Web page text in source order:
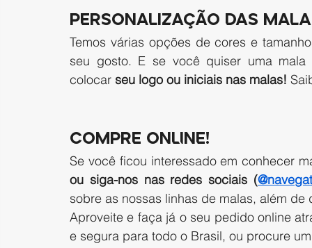
PERSONALIZAÇÃO DAS
Temos várias opções de cores e
seu gosto. E se você quiser uma
colocar seu logo ou iniciais nas malas!
COMPRE ONLINE!
Se você ficou interessado em conhecer
ou siga-nos nas redes sociais (
sobre as nossas linhas de malas, além
Aproveite e faça já o seu pedido online
e segura para todo o Brasil, ou procure